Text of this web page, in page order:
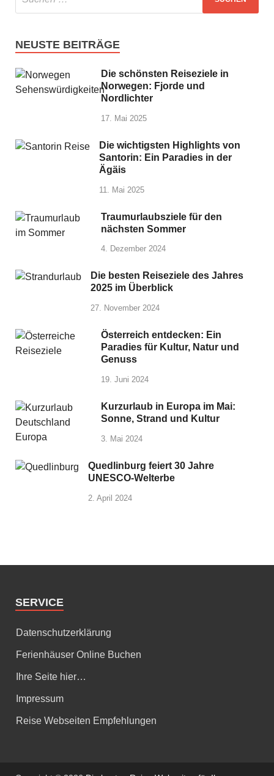
NEUSTE BEITRÄGE
Die schönsten Reiseziele in
Norwegen: Fjorde und
Nordlichter
17. Mai 2025
Die wichtigsten Highlights von
Santorin: Ein Paradies in der
Ägäis
11. Mai 2025
Traumurlaubsziele für den
nächsten Sommer
4. Dezember 2024
Die besten Reiseziele des Jahres
2025 im Überblick
27. November 2024
Österreich entdecken: Ein
Paradies für Kultur, Natur und
Genuss
19. Juni 2024
Kurzurlaub in Europa im Mai:
Sonne, Strand und Kultur
3. Mai 2024
Quedlinburg feiert 30 Jahre
UNESCO-Welterbe
2. April 2024
SERVICE
Datenschutzerklärung
Ferienhäuser Online Buchen
Ihre Seite hier…
Impressum
Reise Webseiten Empfehlungen